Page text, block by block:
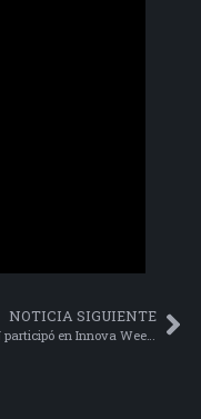
NOTICIA SIGUIENTE
GRIFTIN participó en Innova Week 2026 con una charla sobre experiencias inmersivas e inteligencia artificial